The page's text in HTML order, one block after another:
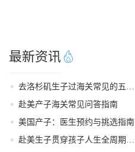
最新资讯
赴美产子海关常见问答指南
美国产子：医生预约与挑选指南